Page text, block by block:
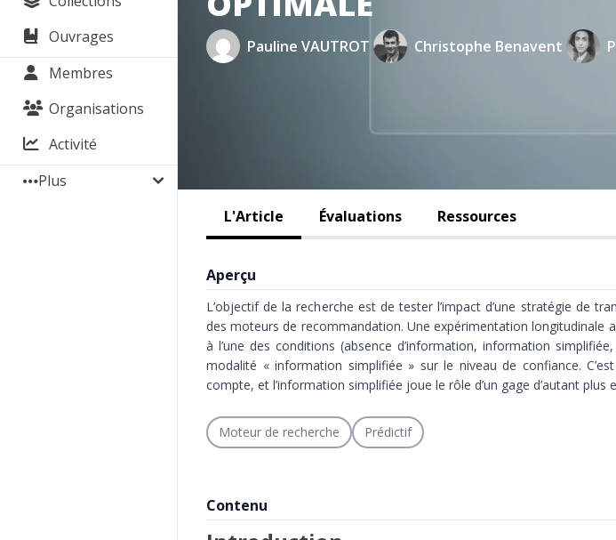
Ouvrages
Membres
Organisations
Activité
Plus
Pauline VAUTROT Christophe Benavent
L'Article Évaluations Ressources
Aperçu
L’objectif de la recherche est de tester l’impact d’une stratégie de
des moteurs de recommandation. Une expérimentation longitudinale
à l’une des conditions (absence d’information, information
modalité « information simplifiée » sur le niveau de confiance.
compte, et l’information simplifiée joue le rôle d’un gage d’autant plus
Moteur de recherche Prédictif
Contenu